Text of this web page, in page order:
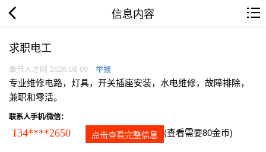
信息内容
求职电工
奉节人才网 2026.08.09 举报
专业维修电路，灯具，开关插座安装，水电维修，故障排除，
兼职和零活。
联系人手机/微信：
134****2650 点击查看完整信息 (查看需要80金币)